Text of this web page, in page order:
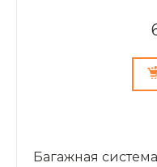
Багажная